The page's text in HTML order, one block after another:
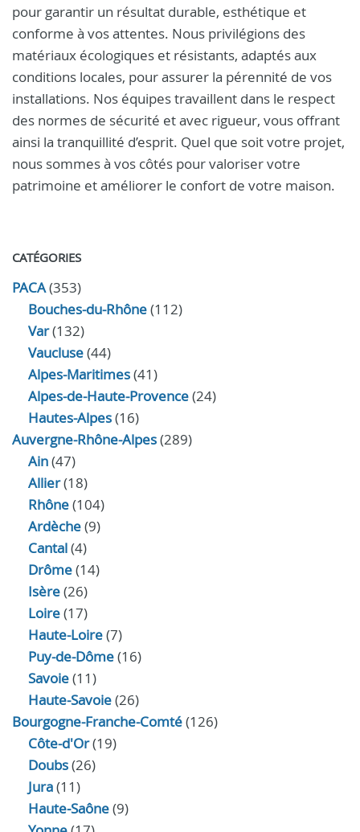
pour garantir un résultat durable, esthétique et
conforme à vos attentes. Nous privilégions des
matériaux écologiques et résistants, adaptés aux
conditions locales, pour assurer la pérennité de vos
installations. Nos équipes travaillent dans le respect
des normes de sécurité et avec rigueur, vous offrant
ainsi la tranquillité d’esprit. Quel que soit votre projet,
nous sommes à vos côtés pour valoriser votre
patrimoine et améliorer le confort de votre maison.
CATÉGORIES
PACA(353)
Bouches-du-Rhône(112)
Var(132)
Vaucluse(44)
Alpes-Maritimes(41)
Alpes-de-Haute-Provence(24)
Hautes-Alpes(16)
Auvergne-Rhône-Alpes(289)
Ain(47)
Allier(18)
Rhône(104)
Ardèche(9)
Cantal(4)
Drôme(14)
Isère(26)
Loire(17)
Haute-Loire(7)
Puy-de-Dôme(16)
Savoie(11)
Haute-Savoie(26)
Bourgogne-Franche-Comté(126)
Côte-d'Or(19)
Doubs(26)
Jura(11)
Haute‑Saône(9)